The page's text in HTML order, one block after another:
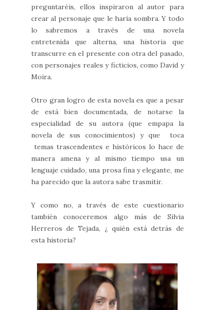
preguntaréis, ellos inspiraron al autor para
crear al personaje que le haría sombra. Y todo
lo sabremos a través de una novela
entretenida que alterna, una historia que
transcurre en el presente con otra del pasado,
con personajes reales y ficticios, como David y
Moira.
Otro gran logro de esta novela es que a pesar
de está bien documentada, de notarse la
especialidad de su autora (que empapa la
novela de sus conocimientos) y que toca
temas trascendentes e históricos lo hace de
manera amena y al mismo tiempo usa un
lenguaje cuidado, una prosa fina y elegante, me
ha parecido que la autora sabe trasmitir.
Y como no, a través de este cuestionario
también conoceremos algo más de Silvia
Herreros de Tejada, ¿ quién está detrás de
esta historia?